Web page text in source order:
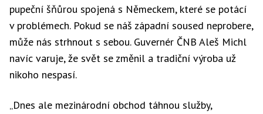
pupeční šňůrou spojená s Německem, které se potácí
v problémech. Pokud se náš západní soused neprobere,
může nás strhnout s sebou. Guvernér ČNB Aleš Michl
navíc varuje, že svět se změnil a tradiční výroba už
nikoho nespasí.
„Dnes ale mezinárodní obchod táhnou služby,